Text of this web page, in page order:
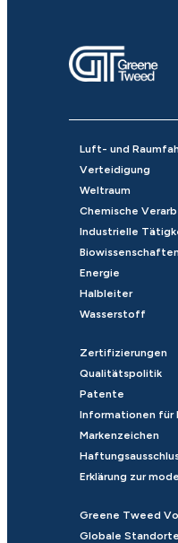
Luft- und
Verteidigung
Weltraum
Chemische
Industrielle
Biowissenschaften
Energie
Halbleiter
Wasserstoff
Zertifizierungen
Qualitätspolitik
Patente
Informationen für
Markenzeichen
Erklärung zur
Greene Tweed
Globale Standorte